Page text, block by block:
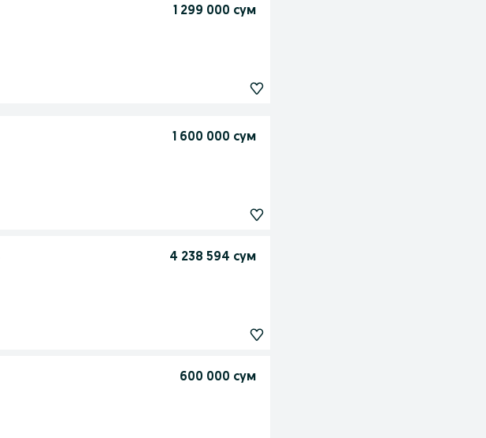
1 299 000 сум
1 600 000 сум
4 238 594 сум
600 000 сум